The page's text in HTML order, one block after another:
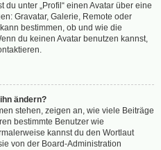
unter „Profil“ einen Avatar über eine
Gravatar, Galerie, Remote oder
bestimmen, ob und wie die
du keinen Avatar benutzen kannst,
ändern?
stehen, zeigen an, wie viele Beiträge
bestimmte Benutzer wie
kannst du den Wortlaut
von der Board-Administration